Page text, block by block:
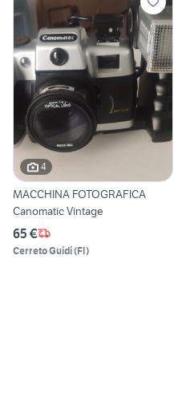
4
MACCHINA FOTOGRAFICA
Canomatic Vintage
65 €
Cerreto Guidi(FI)